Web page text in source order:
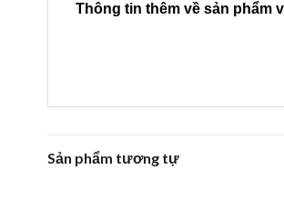
Thông tin thêm về sản phẩm
Sản phẩm tương tự